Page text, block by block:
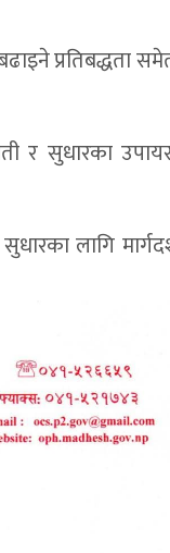
प्रतिबद्धता
र सुधारका
लागि